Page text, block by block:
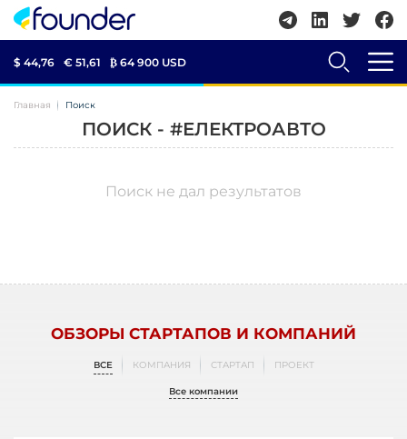
$ 44,76 € 51,61 ₿ 64 900 USD
Главная Поиск
ПОИСК - #ЕЛЕКТРОАВТО
Поиск не дал результатов
ОБЗОРЫ СТАРТАПОВ И КОМПАНИЙ
ВСЕ КОМПАНИЯ СТАРТАП ПРОЕКТ
Все компании